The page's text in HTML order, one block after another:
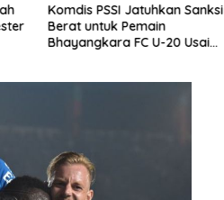
Komdis PSSI Jatuhkan Sanksi
Berat untuk Pemain
Bhayangkara FC U-20 Usai